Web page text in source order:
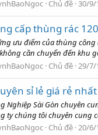
Chủ đề 30/9/
cấp thùng rác
ưu điểm của thùng
cần chuyển đến khu
Chủ đề 29/7/
sỉ lẻ giá rẻ
Nghiệp Sài Gòn chuyên
ty chúng tôi chuyên cung
Chủ đề 20/6/